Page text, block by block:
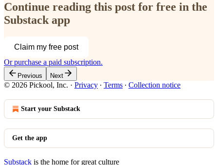
Continue reading this post for free in the
Substack app
Claim my free post
Or purchase a paid subscription.
Previous Next
© 2026 Pickool, Inc. · Privacy ∙ Terms ∙ Collection notice
Start your Substack
Get the app
Substack is the home for great culture